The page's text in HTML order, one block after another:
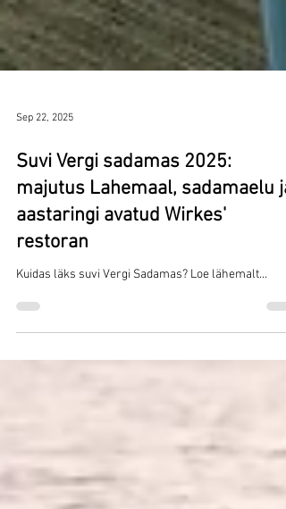
Sep 22, 2025
Suvi Vergi sadamas 2025:
majutus Lahemaal, sadamaelu ja
aastaringi avatud Wirkes'
restoran
Kuidas läks suvi Vergi Sadamas? Loe lähemalt...